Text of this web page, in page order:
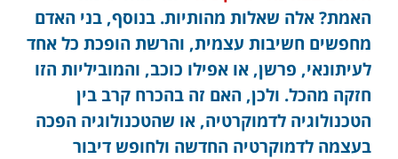
האמת? אלה שאלות מהותיות. בנוסף, בני האדם
מחפשים חשיבות עצמית, והרשת הופכת כל אחד
לעיתונאי, פרשן, או אפילו כוכב, והמוביליות הזו
חזקה מהכל. ולכן, האם זה בהכרח קרב בין
הטכנולוגיה לדמוקרטיה, או שהטכנולוגיה הפכה
בעצמה לדמוקרטיה החדשה ולחופש דיבור